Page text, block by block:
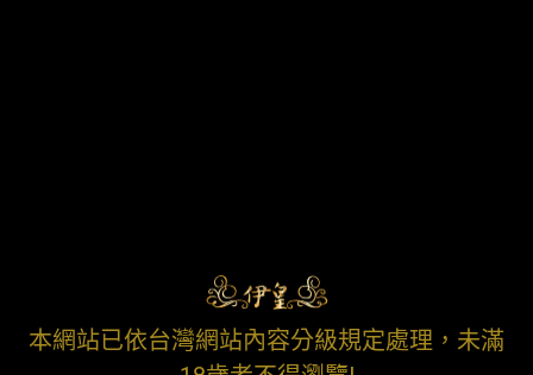
本網站已依台灣網站內容分級規定處理，未滿